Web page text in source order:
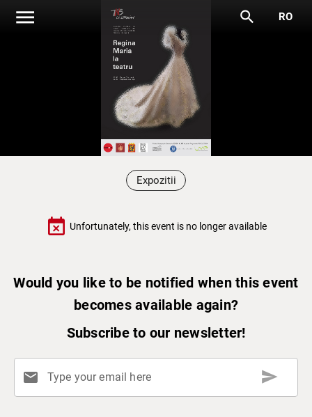
menu search RO
Expozitii
event_busy Unfortunately, this event is no longer available
Would you like to be notified when this event
becomes available again?
Subscribe to our newsletter!
mail Type your email here send